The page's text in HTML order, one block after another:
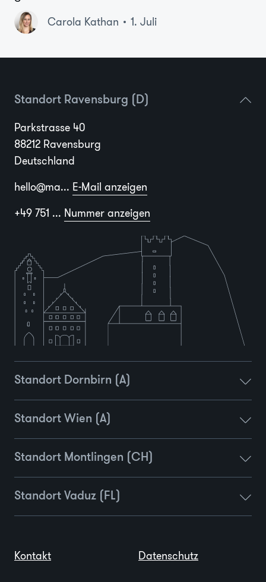
Carola Kathan 1. Juli
Standort Ravensburg (D)
Parkstrasse 40
88212 Ravensburg
Deutschland
hello@ma... E-Mail anzeigen
+49 751 ... Nummer anzeigen
Standort Dornbirn (A)
Standort Wien (A)
Standort Montlingen (CH)
Standort Vaduz (FL)
Kontakt Datenschutz